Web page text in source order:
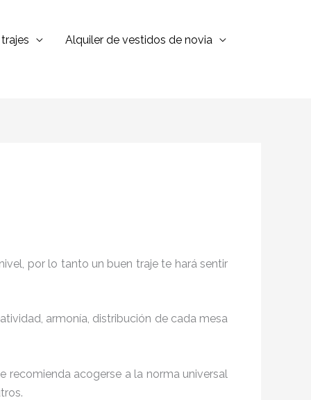
Alquiler de vestidos de novia
por lo tanto un buen traje te hará sentir
armonía, distribución de cada mesa
recomienda acogerse a la norma universal